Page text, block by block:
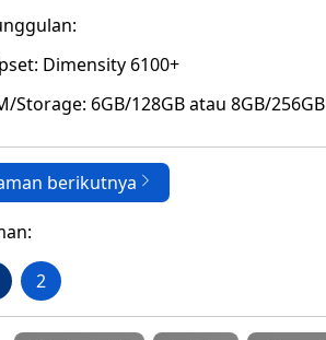
Dimensity 6100+
Storage: 6GB/128GB atau 8GB/256GB
berikutnya
2